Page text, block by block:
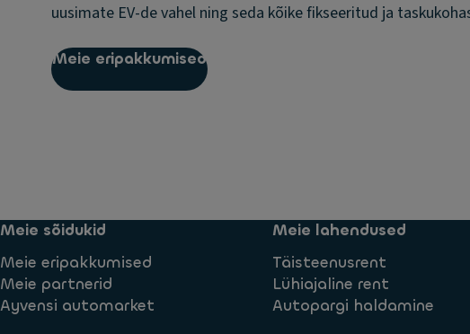
uusimate EV-de vahel ning seda kõike fikseeritud ja
Meie eripakkumised
Meie sõidukid
Meie eripakkumised
Meie partnerid
Ayvensi automarket
Meie lahendused
Täisteenusrent
Lühiajaline rent
Autopargi haldamine